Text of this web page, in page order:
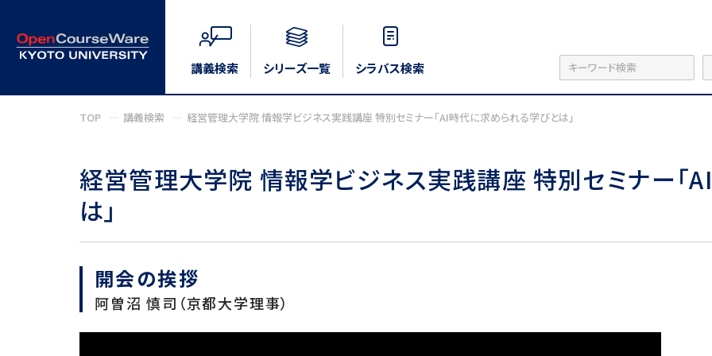
講義検索 シリーズ一覧 シラバス検索
TOP 講義検索 経営管理大学院 情報学ビジネス実践講座 特別セミナー「AI時代に求められる学びとは」
経営管理大学院 情報学ビジネス実践講座 特別セミナー「
は」
開会の挨拶
阿曽沼 慎司（京都大学理事）